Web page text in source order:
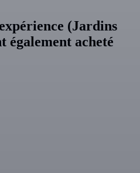
(Jardins
également acheté